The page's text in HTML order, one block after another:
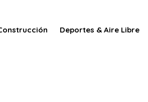
Deportes & Aire Libre